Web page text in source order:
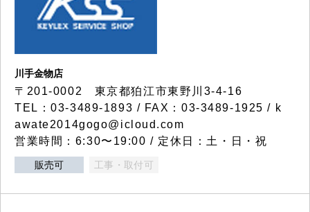
川手金物店
〒201-0002 東京都狛江市東野川3-4-16
TEL：03-3489-1893 / FAX：03-3489-1925 / k
awate2014gogo@icloud.com
営業時間：6:30〜19:00 / 定休日：土・日・祝
販売可 工事・取付可